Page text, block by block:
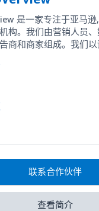
是一家专注于亚马
构。我们由营销人员
商和商家组成。我们
联系合作伙伴
查看简介